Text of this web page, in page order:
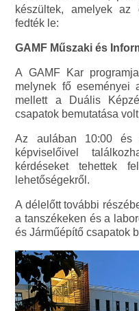
készültek, amelyek az
fedték le:
GAMF Műszaki és
A GAMF Kar
melynek fő eseményei
mellett a Duális
csapatok bemutatása
Az aulában 10:00 és
képviselőivel
kérdéseket tehettek
lehetőségekről.
A délelőtt további
a tanszékeken és a
és Járműépítő csapatok